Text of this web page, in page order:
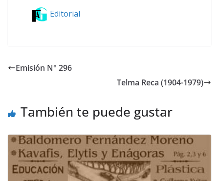
Editorial
Emisión N° 296
Telma Reca (1904-1979)
También te puede gustar